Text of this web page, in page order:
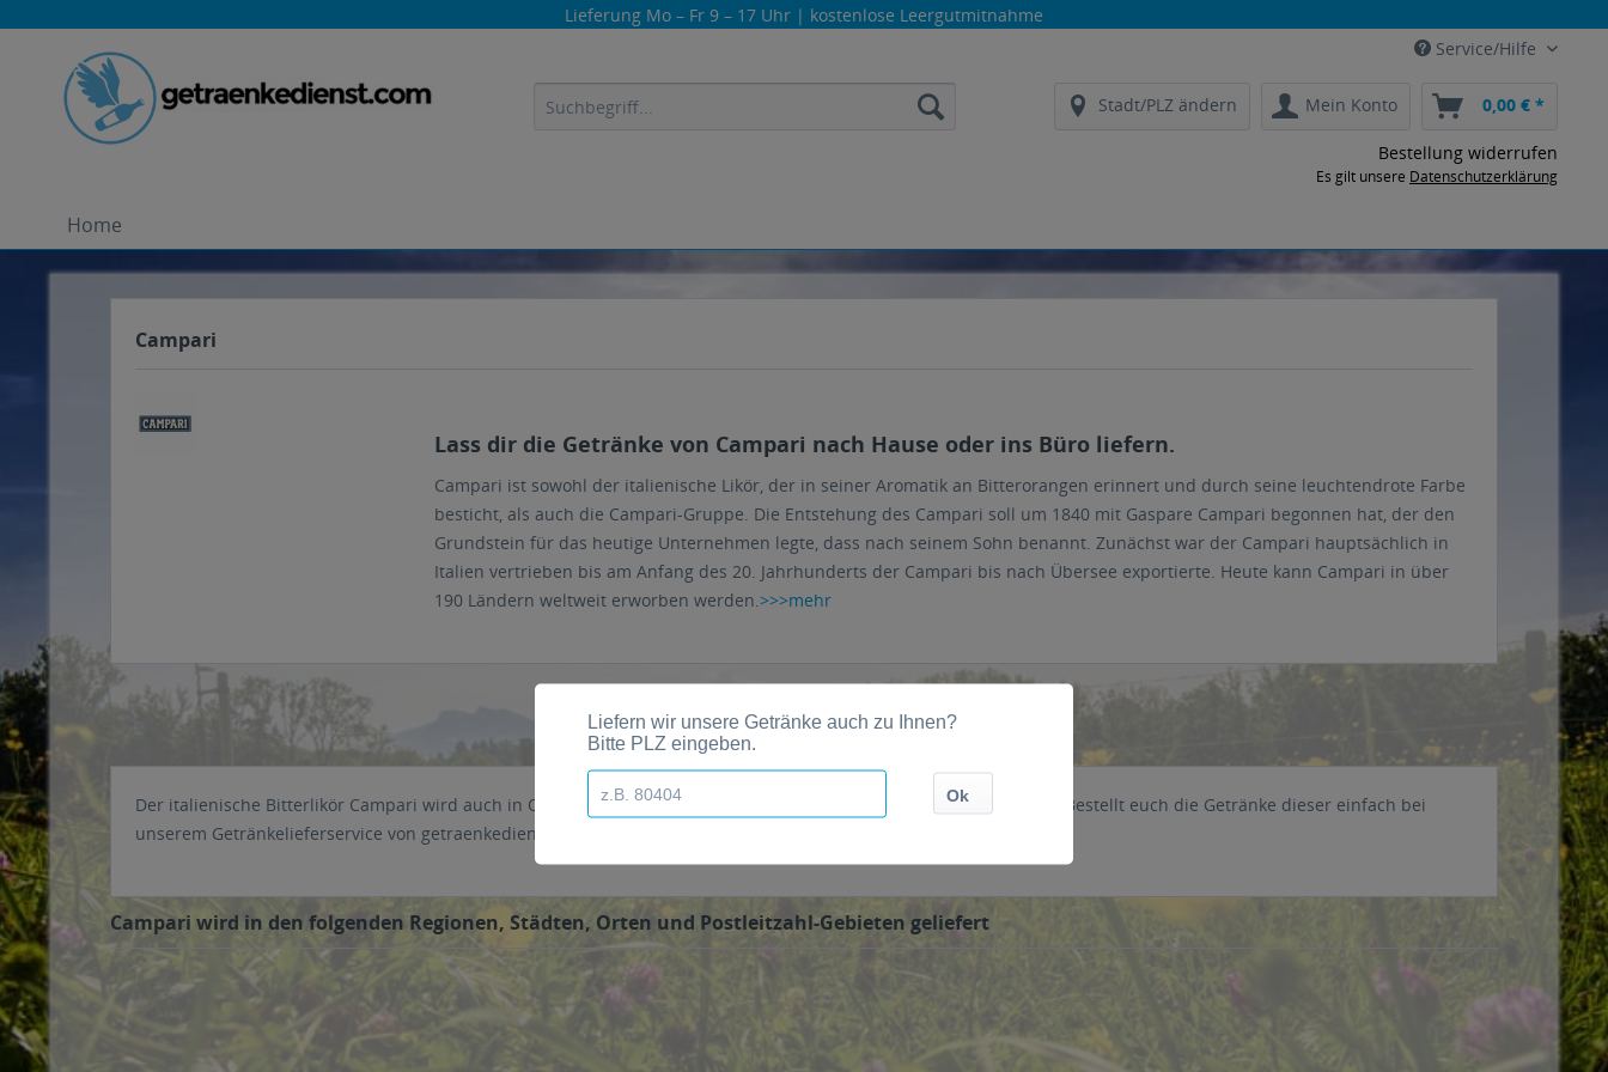
Lieferung Mo – Fr 9 – 17 Uhr | kostenlose Leergutmitnahme
Service/Hilfe
Stadt/PLZ ändern Mein Konto 0,00 € *
Bestellung widerrufen
Es gilt unsere Datenschutzerklärung
Home
Campari
Lass dir die Getränke von Campari nach Hause oder ins Büro liefern.
Campari ist sowohl der italienische Likör, der in seiner Aromatik an Bitterorangen erinnert und durch seine leuchtendrote Farbe
besticht, als auch die Campari-Gruppe. Die Entstehung des Campari soll um 1840 mit Gaspare Campari begonnen hat, der den
Grundstein für das heutige Unternehmen legte, dass nach seinem Sohn benannt. Zunächst war der Campari hauptsächlich in
Italien vertrieben bis am Anfang des 20. Jahrhunderts der Campari bis nach Übersee exportierte. Heute kann Campari in über
190 Ländern weltweit erworben werden.>>>mehr
Der italienische Bitterlikör Campari wird auch in Online Shops aber auch bei stationären Einzelhändler angeboten. Bestellt euch die Getränke dieser einfach bei
unserem Getränkelieferservice von getraenkedienst.com und lasst euch diese nach Hause oder ins Büro bringen.
Campari wird in den folgenden Regionen, Städten, Orten und Postleitzahl-Gebieten geliefert